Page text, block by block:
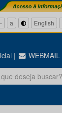
a English
| WEBMAIL